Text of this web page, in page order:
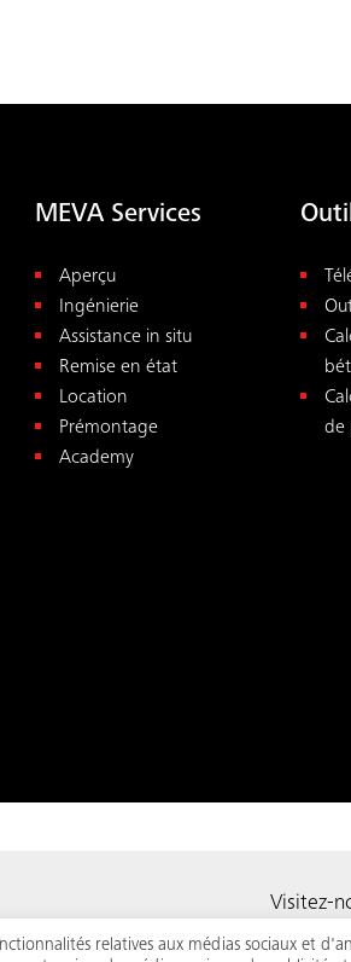
MEVA Services
Aperçu
Ingénierie
Assistance in situ
Remise en état
Location
Prémontage
Academy
de
Visitez-
relatives aux médias sociaux et